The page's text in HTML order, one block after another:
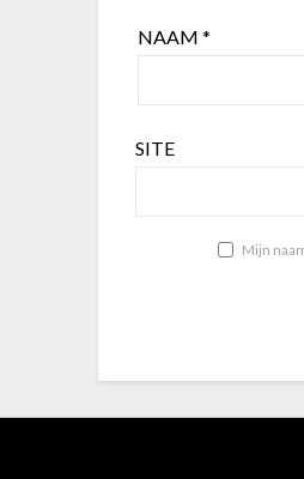
NAAM*
SITE
Mijn